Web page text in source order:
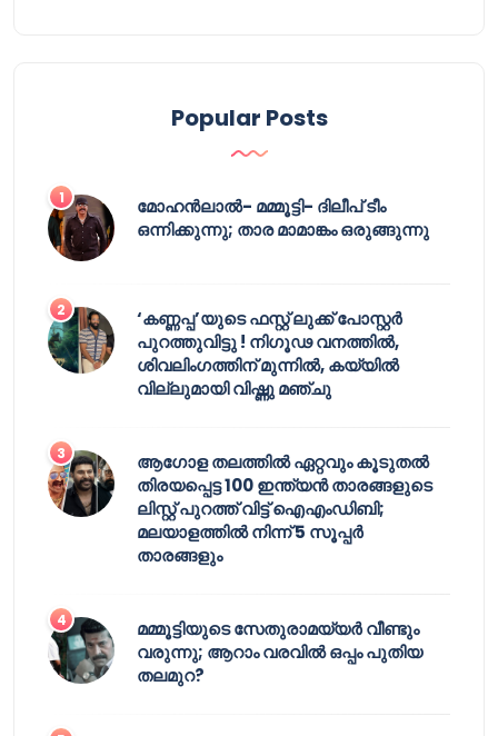
Popular Posts
മോഹൻലാൽ- മമ്മൂട്ടി- ദിലീപ് ടീം
ഒന്നിക്കുന്നു; താര മാമാങ്കം ഒരുങ്ങുന്നു
‘കണ്ണപ്പ’യുടെ ഫസ്റ്റ് ലുക്ക് പോസ്റ്റർ
പുറത്തുവിട്ടു ! നിഗൂഢ വനത്തിൽ,
ശിവലിംഗത്തിന് മുന്നിൽ, കയ്യിൽ
വില്ലുമായി വിഷ്ണു മഞ്ചു
ആഗോള തലത്തിൽ ഏറ്റവും കൂടുതൽ
തിരയപ്പെട്ട 100 ഇന്ത്യൻ താരങ്ങളുടെ
ലിസ്റ്റ് പുറത്ത് വിട്ട് ഐഎംഡിബി;
മലയാളത്തിൽ നിന്ന് 5 സൂപ്പർ
താരങ്ങളും
മമ്മൂട്ടിയുടെ സേതുരാമയ്യർ വീണ്ടും
വരുന്നു; ആറാം വരവിൽ ഒപ്പം പുതിയ
തലമുറ?